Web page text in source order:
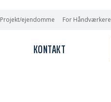
KONTAKT
Projekt/ejendomme For Håndværkere